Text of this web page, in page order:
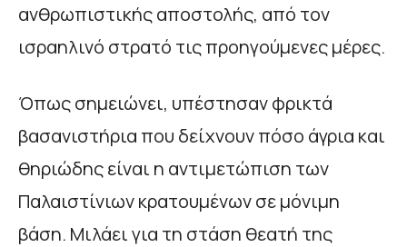
ανθρωπιστικής αποστολής, από τον
ισραηλινό στρατό τις προηγούμενες μέρες.
Όπως σημειώνει, υπέστησαν φρικτά
βασανιστήρια που δείχνουν πόσο άγρια και
θηριώδης είναι η αντιμετώπιση των
Παλαιστίνιων κρατουμένων σε μόνιμη
βάση. Μιλάει για τη στάση θεατή της